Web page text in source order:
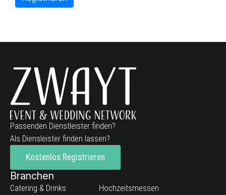
Passenden Dienstleister finden?
Als Diensleister finden lassen?
Kostenlos Registrieren
Branchen
Catering & Drinks Hochzeitsmessen